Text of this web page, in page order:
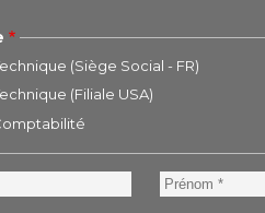
(Siège Social - FR)
(Filiale USA)
Prénom